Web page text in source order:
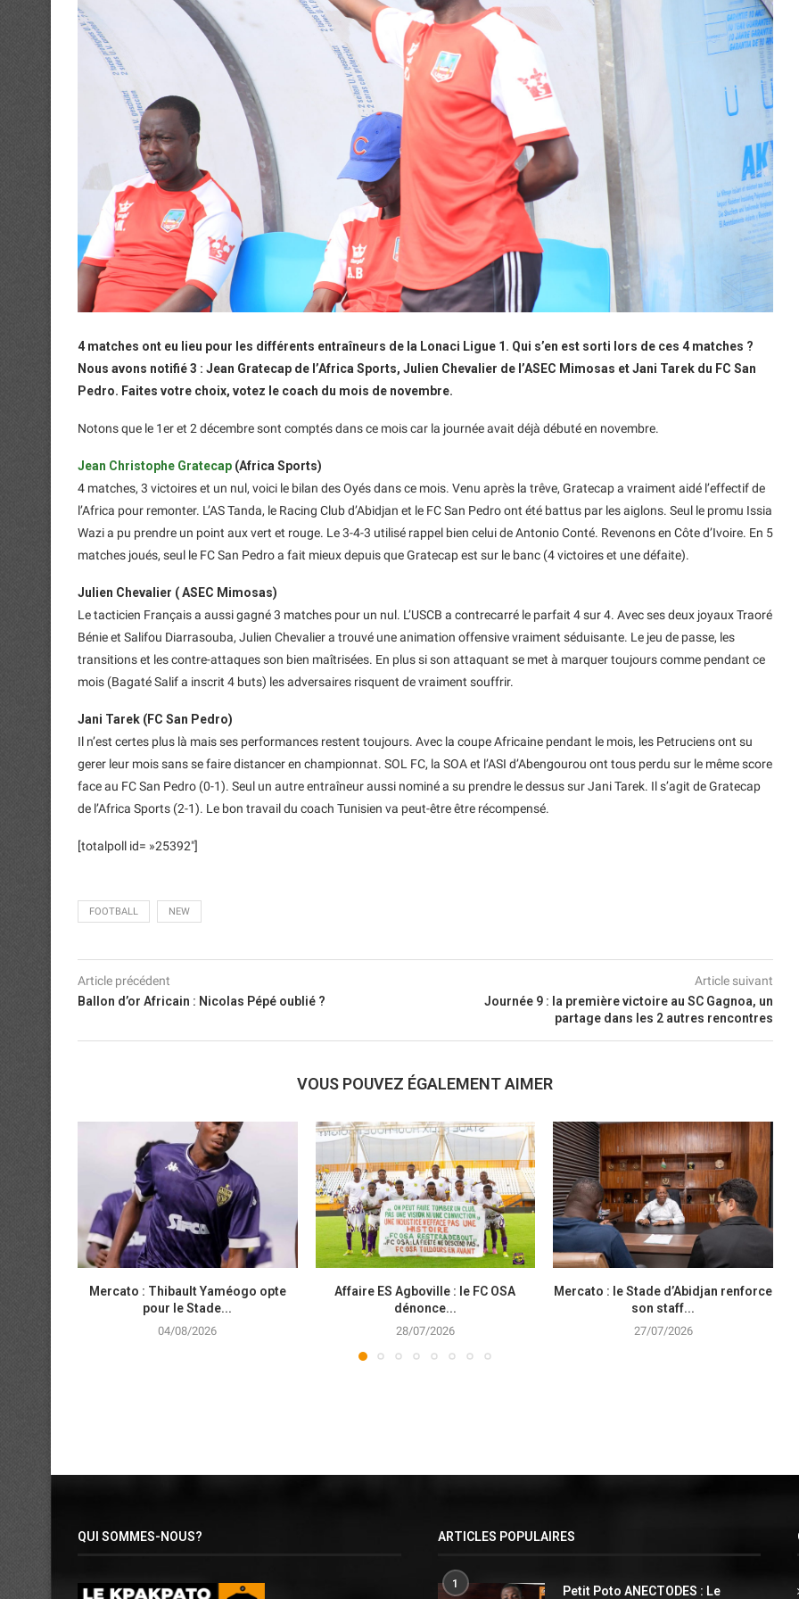
4 matches ont eu lieu pour les différents entraîneurs de la Lonaci Ligue 1. Qui s’en est sorti lors de ces 4 matches ?
Nous avons notifié 3 : Jean Gratecap de l’Africa Sports, Julien Chevalier de l’ASEC Mimosas et Jani Tarek du FC San
Pedro. Faites votre choix, votez le coach du mois de novembre.
Notons que le 1er et 2 décembre sont comptés dans ce mois car la journée avait déjà débuté en novembre.
Jean Christophe Gratecap (Africa Sports)
4 matches, 3 victoires et un nul, voici le bilan des Oyés dans ce mois. Venu après la trêve, Gratecap a vraiment aidé l’effectif de
l’Africa pour remonter. L’AS Tanda, le Racing Club d’Abidjan et le FC San Pedro ont été battus par les aiglons. Seul le promu Issia
Wazi a pu prendre un point aux vert et rouge. Le 3-4-3 utilisé rappel bien celui de Antonio Conté. Revenons en Côte d’Ivoire. En 5
matches joués, seul le FC San Pedro a fait mieux depuis que Gratecap est sur le banc (4 victoires et une défaite).
Julien Chevalier ( ASEC Mimosas)
Le tacticien Français a aussi gagné 3 matches pour un nul. L’USCB a contrecarré le parfait 4 sur 4. Avec ses deux joyaux Traoré
Bénie et Salifou Diarrasouba, Julien Chevalier a trouvé une animation offensive vraiment séduisante. Le jeu de passe, les
transitions et les contre-attaques son bien maîtrisées. En plus si son attaquant se met à marquer toujours comme pendant ce
mois (Bagaté Salif a inscrit 4 buts) les adversaires risquent de vraiment souffrir.
Jani Tarek (FC San Pedro)
Il n’est certes plus là mais ses performances restent toujours. Avec la coupe Africaine pendant le mois, les Petruciens ont su
gerer leur mois sans se faire distancer en championnat. SOL FC, la SOA et l’ASI d’Abengourou ont tous perdu sur le même score
face au FC San Pedro (0-1). Seul un autre entraîneur aussi nominé a su prendre le dessus sur Jani Tarek. Il s’agit de Gratecap
de l’Africa Sports (2-1). Le bon travail du coach Tunisien va peut-être être récompensé.
[totalpoll id= »25392″]
FOOTBALL NEW
Article précédent
Ballon d’or Africain : Nicolas Pépé oublié ?
Article suivant
Journée 9 : la première victoire au SC Gagnoa, un
partage dans les 2 autres rencontres
VOUS POUVEZ ÉGALEMENT AIMER
Mercato : Thibault Yaméogo opte
pour le Stade...
04/08/2026
Affaire ES Agboville : le FC OSA
dénonce...
28/07/2026
Mercato : le Stade d’Abidjan renforce
son staff...
27/07/2026
QUI SOMMES-NOUS? ARTICLES POPULAIRES
1 Petit Poto ANECTODES : Le